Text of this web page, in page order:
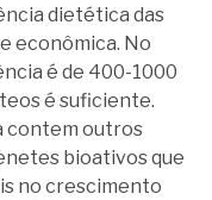
dietética das
econômica. No
é de 400-1000
é suficiente.
contem outros
bioativos que
no crescimento